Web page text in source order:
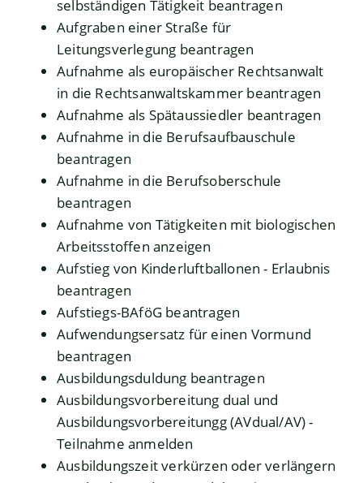
selbständigen Tätigkeit beantragen
Aufgraben einer Straße für
Leitungsverlegung beantragen
Aufnahme als europäischer Rechtsanwalt
in die Rechtsanwaltskammer beantragen
Aufnahme als Spätaussiedler beantragen
Aufnahme in die Berufsaufbauschule
beantragen
Aufnahme in die Berufsoberschule
beantragen
Aufnahme von Tätigkeiten mit biologischen
Arbeitsstoffen anzeigen
Aufstieg von Kinderluftballonen - Erlaubnis
beantragen
Aufstiegs-BAföG beantragen
Aufwendungsersatz für einen Vormund
beantragen
Ausbildungsduldung beantragen
Ausbildungsvorbereitung dual und
Ausbildungsvorbereitungg (AVdual/AV) -
Teilnahme anmelden
Ausbildungszeit verkürzen oder verlängern